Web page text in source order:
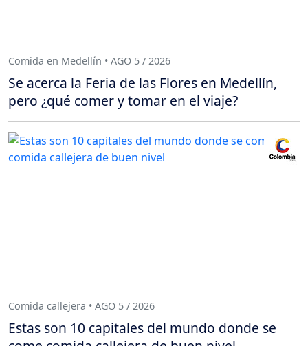
Comida en Medellín • AGO 5 / 2026
Se acerca la Feria de las Flores en Medellín,
pero ¿qué comer y tomar en el viaje?
Comida callejera • AGO 5 / 2026
Estas son 10 capitales del mundo donde se